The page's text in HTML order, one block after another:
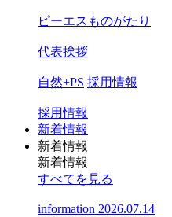
ピーエスものがたり
代表挨拶
自然+PS 採用情報
採用情報
新着情報
新着情報
新着情報
すべてを見る
information 2026.07.14